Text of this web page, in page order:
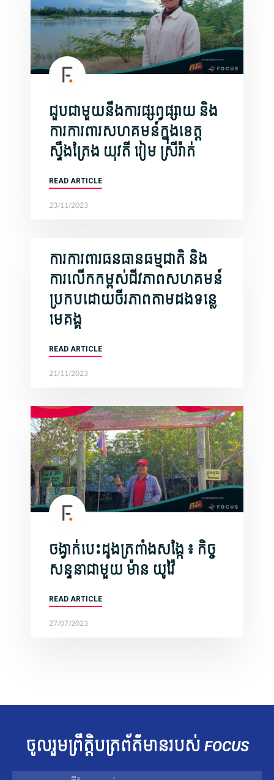
ជួបជាមួយនឹងការផ្សព្វផ្សាយ និង
ការការពារសហគមន៍ក្នុងខេត្ត
ស្ទឹងត្រែង យុវតី រៀម ស្រីរ៉ាត់
READ ARTICLE
23/11/2023
ការការពារធនធានធម្មជាតិ និង
ការលើកកម្ពស់ជីវភាពសហគមន៍
ប្រកបដោយចីរភាពតាមដងទន្លេ
មេគង្គ
READ ARTICLE
21/11/2023
ចង្វាក់បេះដូងត្រពាំងសង្កែ ៖ កិច្ច
សន្ទនាជាមួយ ​ម៉ាន យូវ៉ៃ
READ ARTICLE
27/07/2023
ចូលរួម​ព្រឹត្តិបត្រ​ព័ត៌មាន​របស់​FOCUS